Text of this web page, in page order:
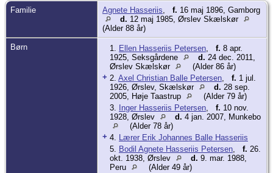
Familie Agnete Hasseriis, f. 16 maj 1896, Gamborg
d. 12 maj 1985, Ørslev Skælskør
(Alder 88 år)
Børn 1. Ellen Hasseriis Petersen, f. 8 apr.
1925, Seksgårdene
d. 24 dec. 2011,
Ørslev Skælskør
(Alder 86 år)
+ 2. Axel Christian Balle Petersen, f. 1 jul.
1926, Ørslev, Skælskør
d. 28 sep.
2005, Høje Taastrup
(Alder 79 år)
3.
Inger Hasseriis Petersen, f. 10 nov.
1928, Ørslev
d. 4 jan. 2007, Munkebo
(Alder 78 år)
+ 4. Lærer Erik Johannes Balle Hasseriis
5. Bodil Agnete Hasseriis Petersen, f. 26.
okt. 1938, Ørslev
d. 9. mar. 1988,
Peru
(Alder 49 år)